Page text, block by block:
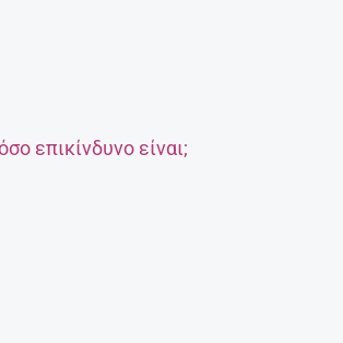
επικίνδυνο είναι;